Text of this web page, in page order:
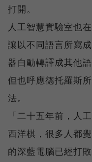
打開。
人工智慧實驗室也
讓以不同語言所寫
器自動轉譯成其他
但也呼應德托羅斯
法。
「二十五年前，人
西洋棋，很多人都
的深藍電腦已經打